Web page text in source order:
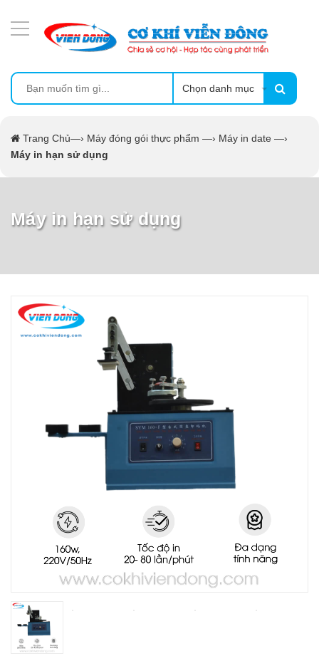
Chọn danh mục
Trang Chủ—› Máy đóng gói thực phẩm —› Máy in date —›
Máy in hạn sử dụng
Máy in hạn sử dụng
MÁY ÉP MÍA TẠO BỌT
MÁY RỬA BÁT SIÊU ÂM
THIẾT BỊ NHÀ BẾP CAO CẤP
MÁY CHẾ BIẾN THỰC PHẨM
MÁY CHẾ BIẾN NÔNG SẢN
THIẾT BỊ LÀM ĐỒ ĂN NHANH
MÁY ĐÓNG GÓI THỰC PHẨM
THIẾT BỊ LẠNH
THIẾT BỊ BẾP CÔNG NGHIỆP
UNCATEGORIZED